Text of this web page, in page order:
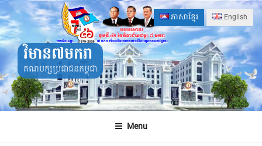
Skip
to
content
ភាសាខ្មែរ English
វិមាន៧មករា
គណបក្សប្រជាជនកម្ពុជា
Menu